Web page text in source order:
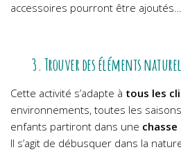
accessoires pourront être
3. Trouver des éléments
Cette activité s’adapte à tous les
environnements, toutes les
enfants partiront dans une
Il s’agit de débusquer dans la